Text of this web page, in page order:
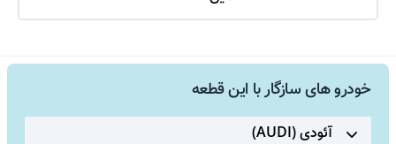
خودرو های سازگار با این قطعه
آئودی (AUDI)